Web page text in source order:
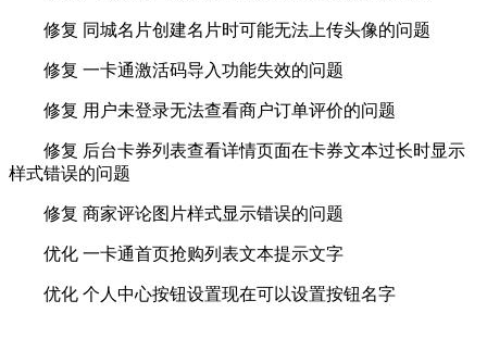
修复 同城名片创建名片时可能无法上传头像的问题
修复 一卡通激活码导入功能失效的问题
修复 用户未登录无法查看商户订单评价的问题
修复 后台卡券列表查看详情页面在卡券文本过长时显示
样式错误的问题
修复 商家评论图片样式显示错误的问题
优化 一卡通首页抢购列表文本提示文字
优化 个人中心按钮设置现在可以设置按钮名字